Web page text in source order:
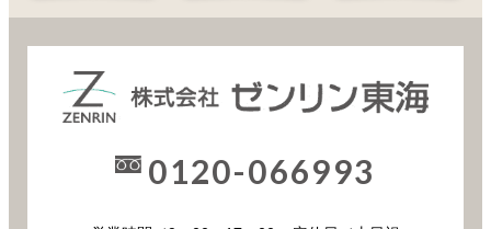
0120-066993